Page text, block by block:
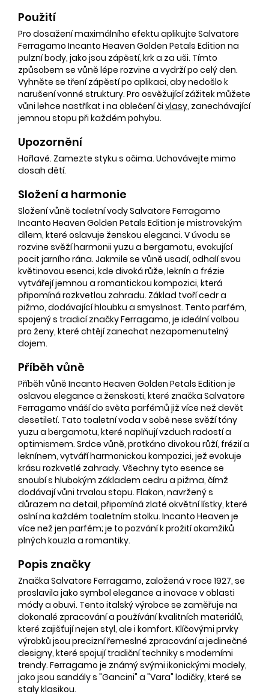
Použití
Pro dosažení maximálního efektu aplikujte Salvatore
Ferragamo Incanto Heaven Golden Petals Edition na
pulzní body, jako jsou zápěstí, krk a za uši. Tímto
způsobem se vůně lépe rozvine a vydrží po celý den.
Vyhněte se tření zápěstí po aplikaci, aby nedošlo k
narušení vonné struktury. Pro osvěžující zážitek můžete
vůni lehce nastříkat i na oblečení či vlasy, zanechávající
jemnou stopu při každém pohybu.
Upozornění
Hořlavé. Zamezte styku s očima. Uchovávejte mimo
dosah dětí.
Složení a harmonie
Složení vůně toaletní vody Salvatore Ferragamo
Incanto Heaven Golden Petals Edition je mistrovským
dílem, které oslavuje ženskou eleganci. V úvodu se
rozvine svěží harmonii yuzu a bergamotu, evokující
pocit jarního rána. Jakmile se vůně usadí, odhalí svou
květinovou esenci, kde divoká růže, leknín a frézie
vytvářejí jemnou a romantickou kompozici, která
připomíná rozkvetlou zahradu. Základ tvoří cedr a
pižmo, dodávající hloubku a smyslnost. Tento parfém,
spojený s tradicí značky Ferragamo, je ideální volbou
pro ženy, které chtějí zanechat nezapomenutelný
dojem.
Příběh vůně
Příběh vůně Incanto Heaven Golden Petals Edition je
oslavou elegance a ženskosti, které značka Salvatore
Ferragamo vnáší do světa parfémů již více než devět
desetiletí. Tato toaletní voda v sobě nese svěží tóny
yuzu a bergamotu, které naplňují vzduch radostí a
optimismem. Srdce vůně, protkáno divokou růží, frézií a
leknínem, vytváří harmonickou kompozici, jež evokuje
krásu rozkvetlé zahrady. Všechny tyto esence se
snoubí s hlubokým základem cedru a pižma, čímž
dodávají vůni trvalou stopu. Flakon, navržený s
důrazem na detail, připomíná zlaté okvětní lístky, které
oslní na každém toaletním stolku. Incanto Heaven je
více než jen parfém; je to pozvání k prožití okamžiků
plných kouzla a romantiky.
Popis značky
Značka Salvatore Ferragamo, založená v roce 1927, se
proslavila jako symbol elegance a inovace v oblasti
módy a obuvi. Tento italský výrobce se zaměřuje na
dokonalé zpracování a používání kvalitních materiálů,
které zajišťují nejen styl, ale i komfort. Klíčovými prvky
výrobků jsou precizní řemeslné zpracování a jedinečné
designy, které spojují tradiční techniky s moderními
trendy. Ferragamo je známý svými ikonickými modely,
jako jsou sandály s "Gancini" a "Vara" lodičky, které se
staly klasikou.